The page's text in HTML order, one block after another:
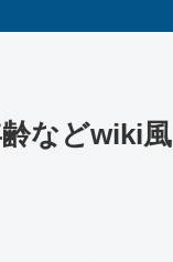
などwiki風